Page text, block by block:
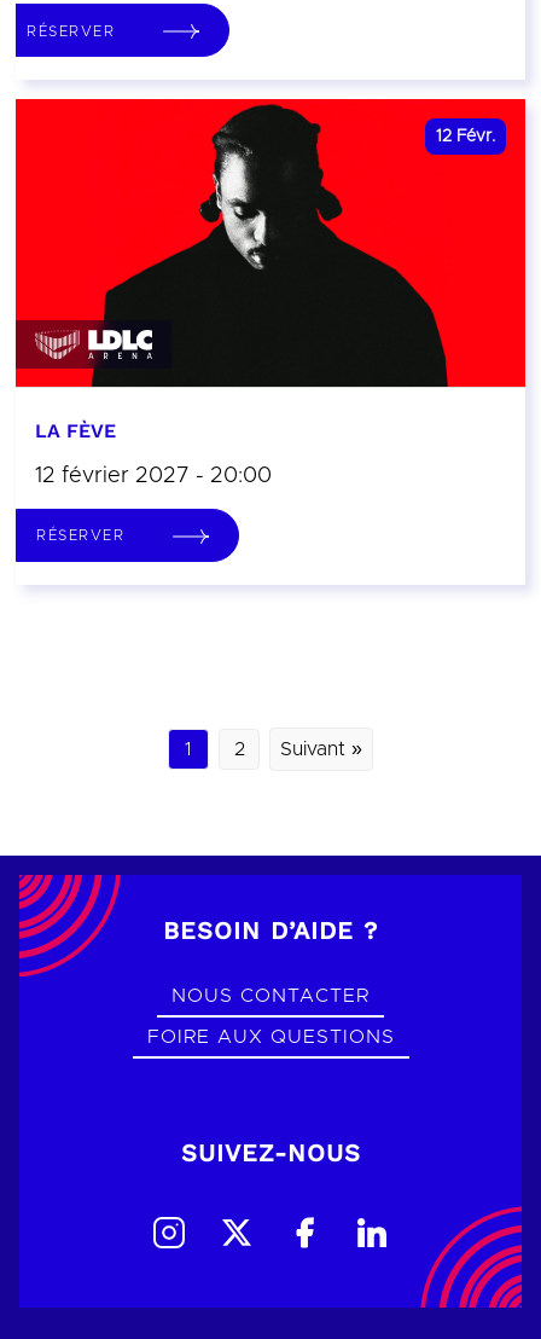
RÉSERVER
12 Févr.
LA FÈVE
12 février 2027 - 20:00
RÉSERVER
1 2 Suivant »
BESOIN D’AIDE ?
NOUS CONTACTER
FOIRE AUX QUESTIONS
SUIVEZ-NOUS